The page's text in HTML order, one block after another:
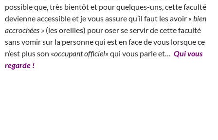
possible que, très bientôt et pour quelques-uns, cette faculté
devienne accessible et je vous assure qu’il faut les avoir « bien
accrochées » (les oreilles) pour oser se servir de cette faculté
sans vomir sur la personne qui est en face de vous lorsque ce
n’est plus son «occupant officiel» qui vous parle et… Qui vous
regarde !